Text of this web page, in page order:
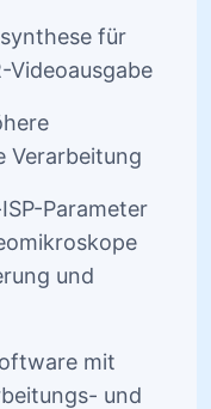
für
Videoausgabe
Verarbeitung
Parameter
und
mit
und